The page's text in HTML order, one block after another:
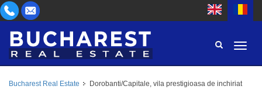
ZONĂ
Bucharest Real Estate Dorobanti/Capitale, vila prestigioasa de inchiriat